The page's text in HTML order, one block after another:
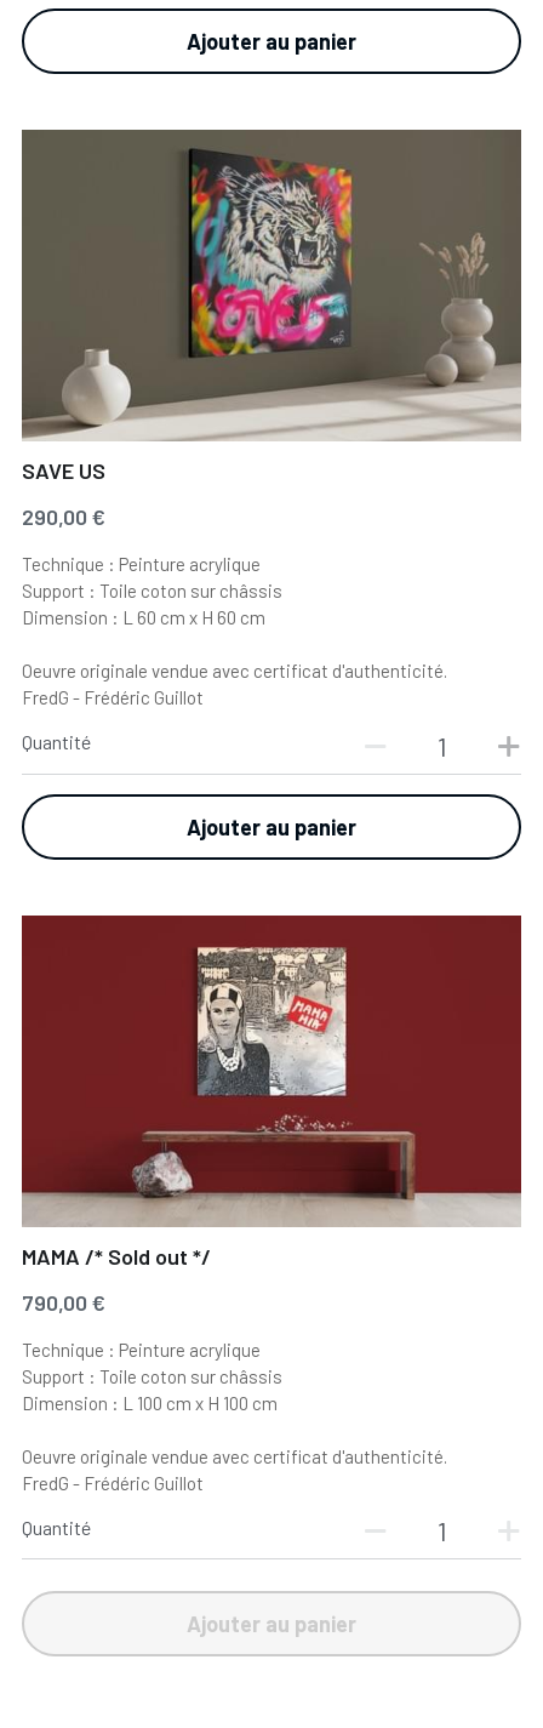
Ajouter au panier
SAVE US
290,00 €
Technique : Peinture acrylique
Support : Toile coton sur châssis
Dimension : L 60 cm x H 60 cm
Oeuvre originale vendue avec certificat d'authenticité.
FredG - Frédéric Guillot
Quantité
Ajouter au panier
MAMA /* Sold out */
790,00 €
Technique : Peinture acrylique
Support : Toile coton sur châssis
Dimension : L 100 cm x H 100 cm
Oeuvre originale vendue avec certificat d'authenticité.
FredG - Frédéric Guillot
Quantité
Ajouter au panier